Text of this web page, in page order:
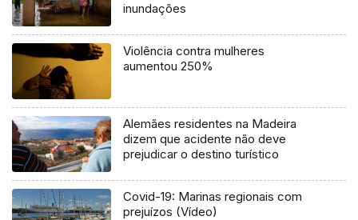
inundações
Violência contra mulheres
aumentou 250%
Alemães residentes na Madeira
dizem que acidente não deve
prejudicar o destino turístico
Covid-19: Marinas regionais com
prejuízos (Vídeo)